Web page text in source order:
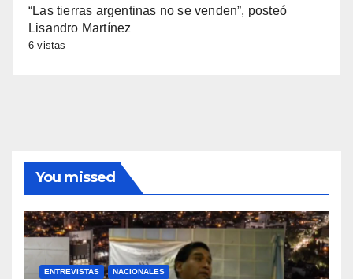
“Las tierras argentinas no se venden”, posteó
Lisandro Martínez
6 vistas
You missed
ENTREVISTAS NACIONALES